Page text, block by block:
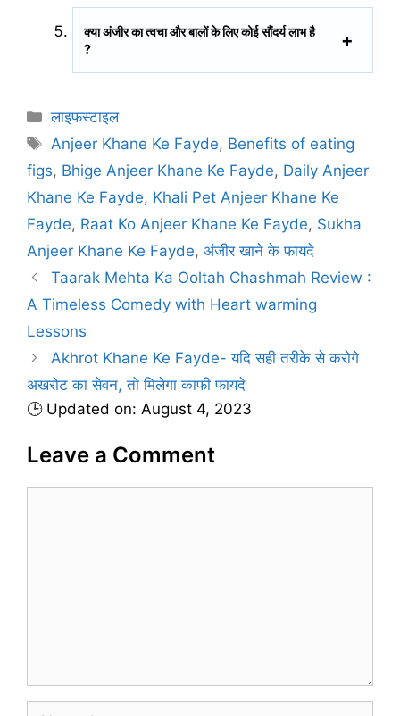
क्या अंजीर का त्वचा और बालों के लिए कोई सौंदर्य लाभ है
?
C
a
e
g
o
r
i
s
लाइफस्टाइल
T
g
s
Anjeer Khane Ke Fayde, Benefits of eating
figs, Bhige Anjeer Khane Ke Fayde, Daily Anjeer
Khane Ke Fayde, Khali Pet Anjeer Khane Ke
Fayde, Raat Ko Anjeer Khane Ke Fayde, Sukha
Anjeer Khane Ke Fayde, अंजीर खाने के फायदे
Taarak Mehta Ka Ooltah Chashmah Review :
A Timeless Comedy with Heart warming
Lessons
Akhrot Khane Ke Fayde- यदि सही तरीके से करोगे
अखरोट का सेवन, तो मिलेगा काफी फायदे
🕒 Updated on: August 4, 2023
Leave a Comment